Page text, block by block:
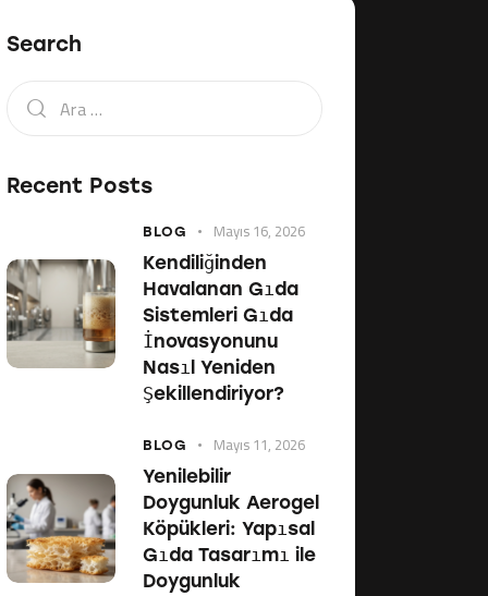
Search
Recent Posts
BLOG Mayıs 16, 2026
Kendiliğinden
Havalanan Gıda
Sistemleri Gıda
İnovasyonunu
Nasıl Yeniden
Şekillendiriyor?
BLOG Mayıs 11, 2026
Yenilebilir
Doygunluk Aerogel
Köpükleri: Yapısal
Gıda Tasarımı ile
Doygunluk